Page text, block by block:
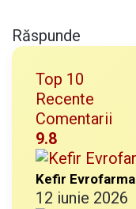
Răspunde
Top 10
Recente
Comentarii
9.8
Kefir Evrofarma
12 iunie 2026